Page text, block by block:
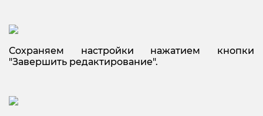
Сохраняем настройки нажатием кнопки
"Завершить редактирование".